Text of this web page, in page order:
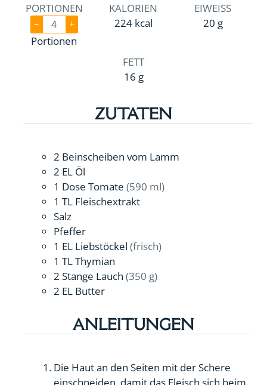
PORTIONEN
– +
Portionen
KALORIEN
224 kcal
EIWEISS
20 g
FETT
16 g
ZUTATEN
2 Beinscheiben vom Lamm
2 EL Öl
1 Dose Tomate (590 ml)
1 TL Fleischextrakt
Salz
Pfeffer
1 EL Liebstöckel (frisch)
1 TLThymian
2 Stange Lauch (350 g)
2 EL Butter
ANLEITUNGEN
Die Haut an den Seiten mit der Schere